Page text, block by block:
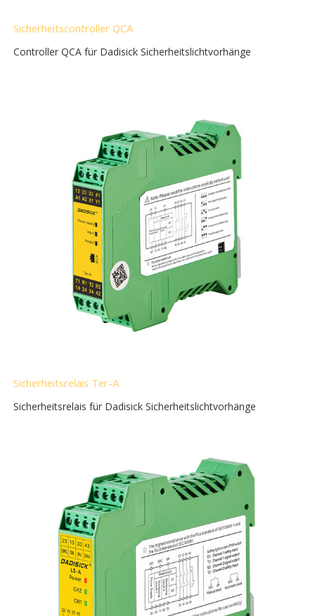
Sicherheitscontroller QCA
Controller QCA für Dadisick Sicherheitslichtvorhänge
Sicherheitsrelais Ter-A
Sicherheitsrelais für Dadisick Sicherheitslichtvorhänge